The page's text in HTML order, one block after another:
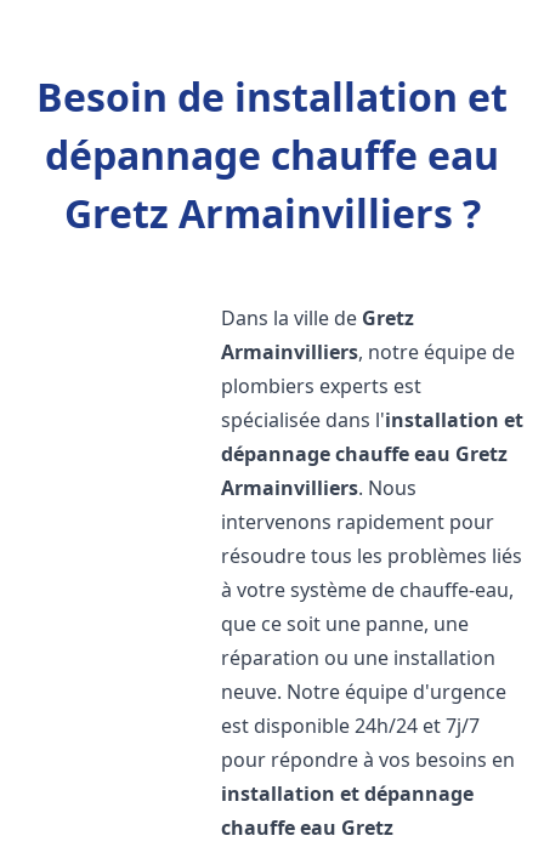
Besoin de installation et
dépannage chauffe eau
Gretz Armainvilliers ?
Dans la ville de Gretz
Armainvilliers, notre équipe de
plombiers experts est
spécialisée dans l'installation et
dépannage chauffe eau Gretz
Armainvilliers. Nous
intervenons rapidement pour
résoudre tous les problèmes liés
à votre système de chauffe-eau,
que ce soit une panne, une
réparation ou une installation
neuve. Notre équipe d'urgence
est disponible 24h/24 et 7j/7
pour répondre à vos besoins en
installation et dépannage
chauffe eau Gretz